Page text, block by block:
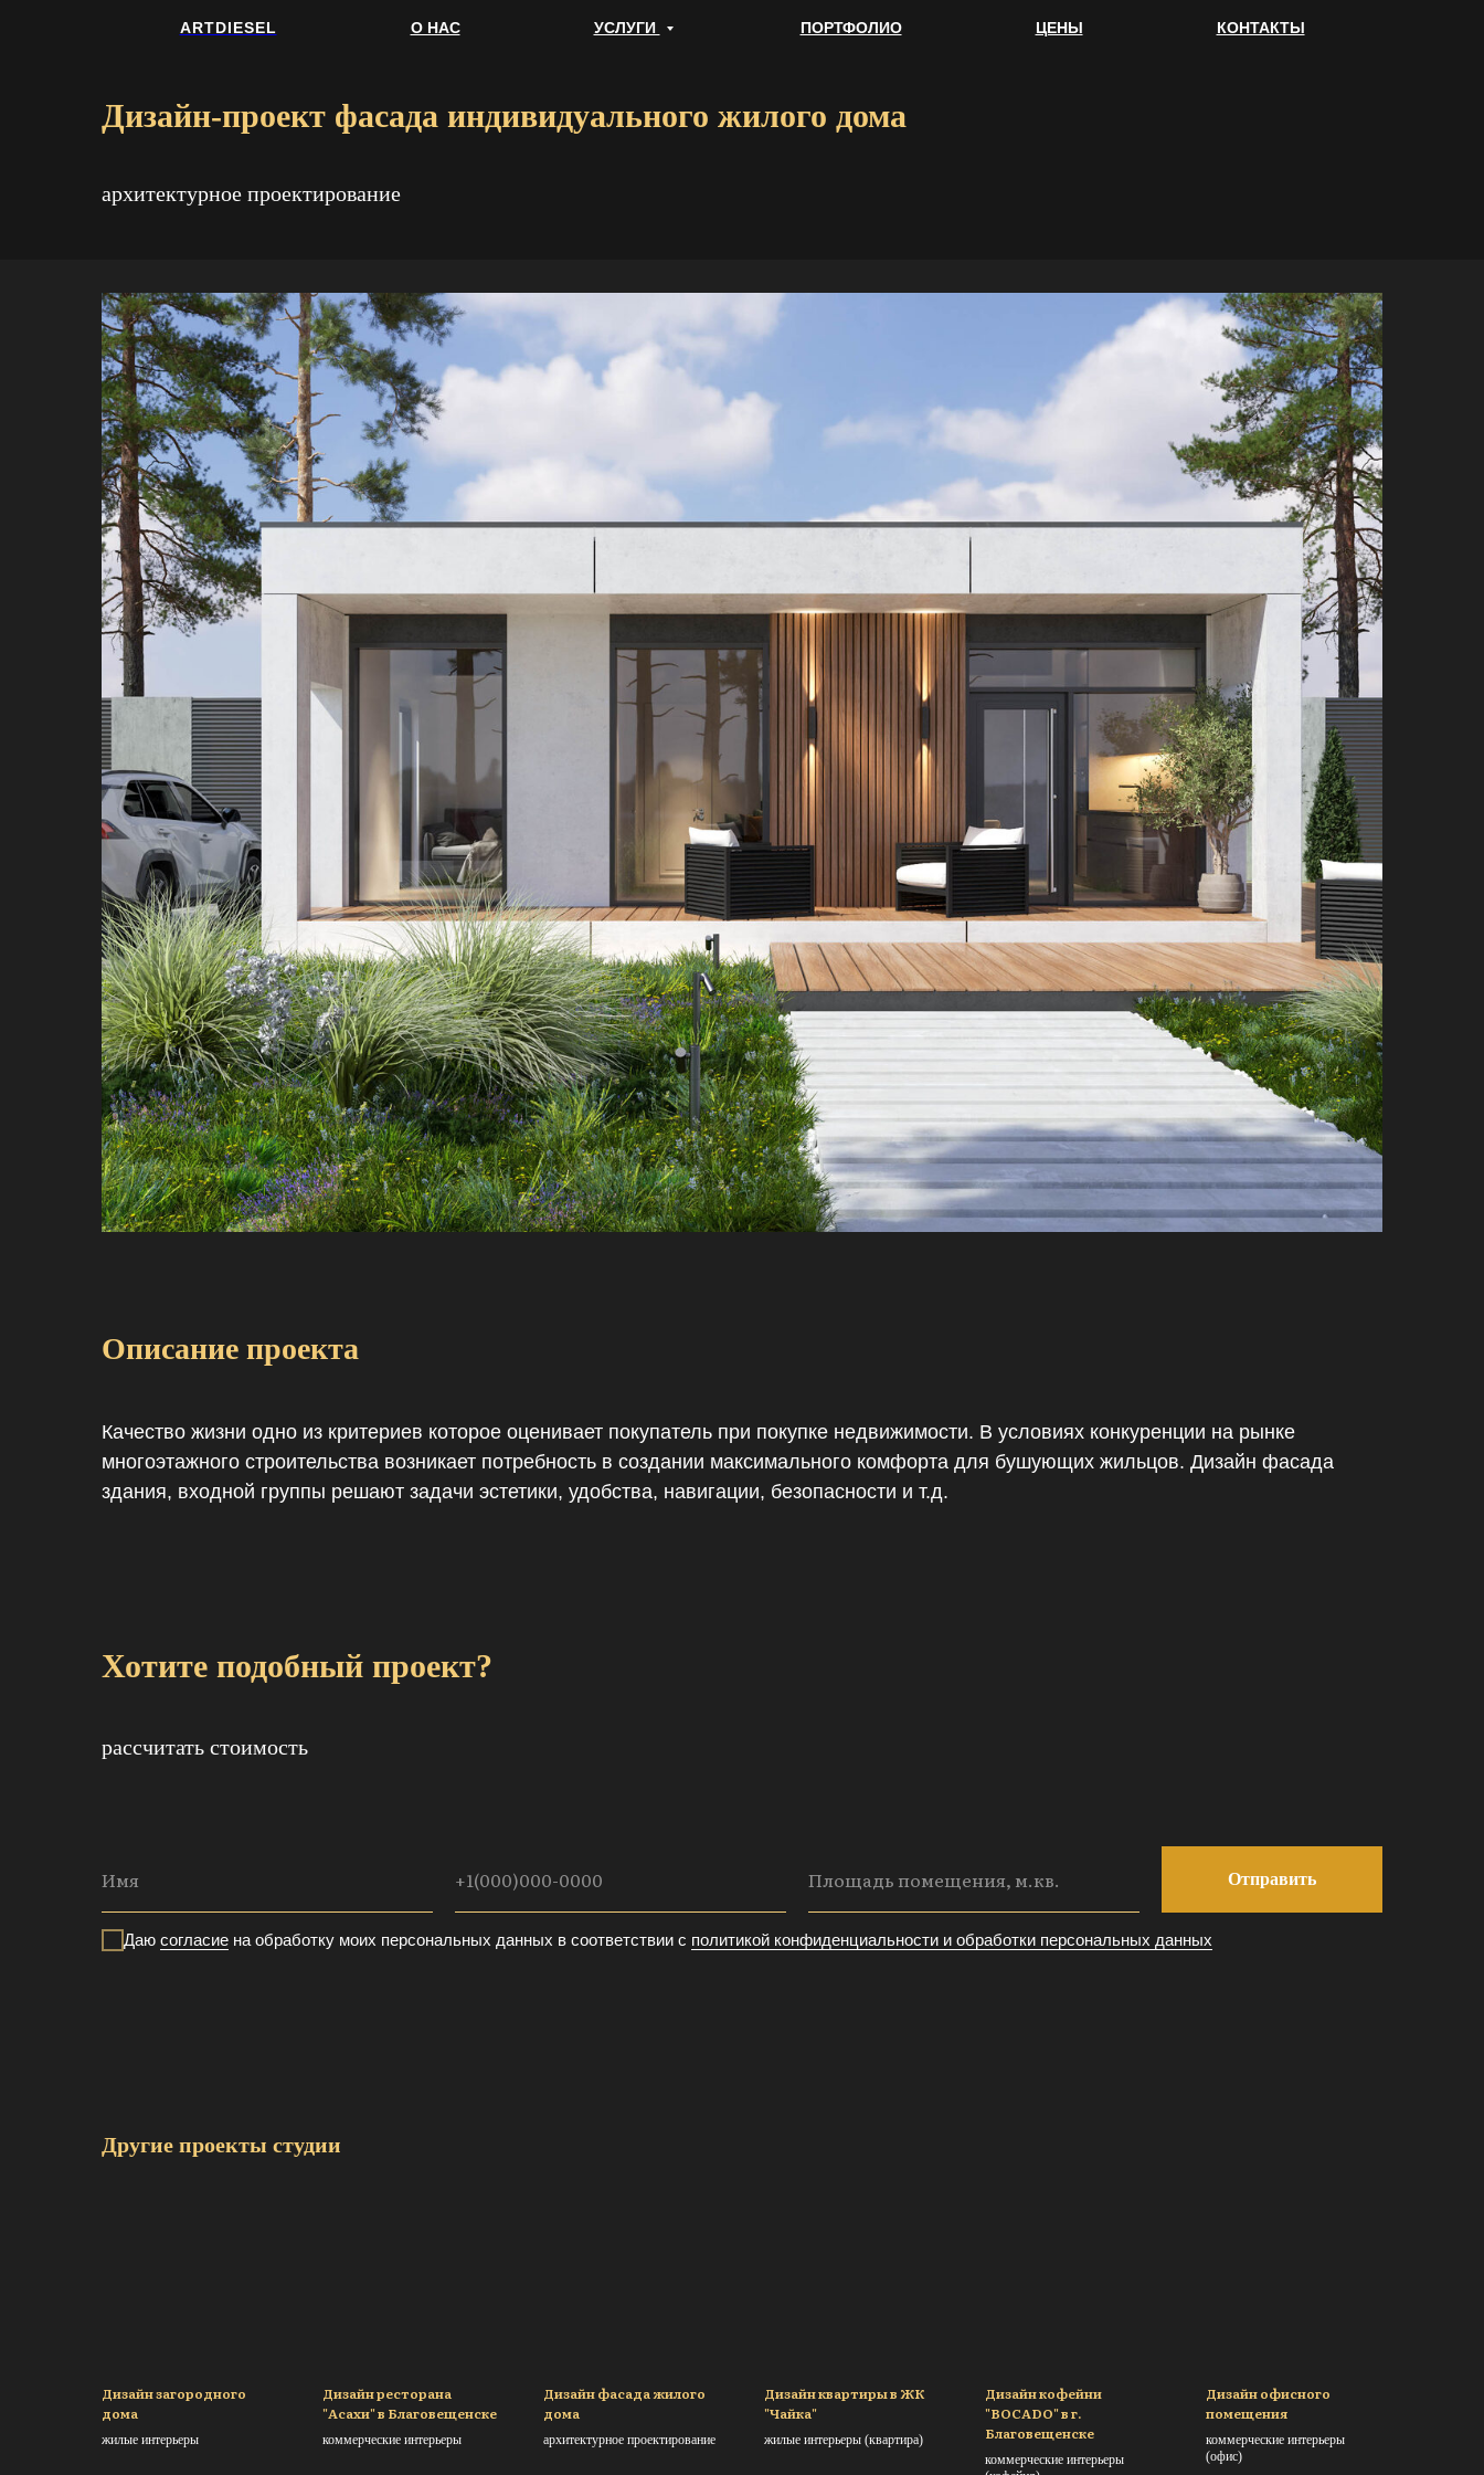
ARTDIESEL О НАС УСЛУГИ ПОРТФОЛИО ЦЕНЫ КОНТАКТЫ
Дизайн-проект фасада индивидуального жилого дома
архитектурное проектирование
Описание проекта
Качество жизни одно из критериев которое оценивает покупатель при покупке недвижимости. В условиях конкуренции на рынке
многоэтажного строительства возникает потребность в создании максимального комфорта для бушующих жильцов. Дизайн фасада
здания, входной группы решают задачи эстетики, удобства, навигации, безопасности и т.д.
Хотите подобный проект?
рассчитать стоимость
Даю согласие на обработку моих персональных данных в соответствии с политикой конфиденциальности и обработки персональных данных
Отправить
Другие проекты студии
Дизайн загородного
дома
жилые интерьеры
Дизайн ресторана
"Асахи" в Благовещенске
коммерческие интерьеры
Дизайн фасада жилого
дома
архитектурное проектирование
Дизайн квартиры в ЖК
"Чайка"
жилые интерьеры (квартирa)
Дизайн кофейни
"BOCADO" в г.
Благовещенске
коммерческие интерьеры
Дизайн офисного
помещения
коммерческие интерьеры
(офис)